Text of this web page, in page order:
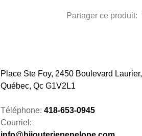
Partager ce produit:
Place Ste Foy, 2450 Boulevard Laurier,
Québec, Qc G1V2L1
Téléphone: 418-653-0945
Courriel: